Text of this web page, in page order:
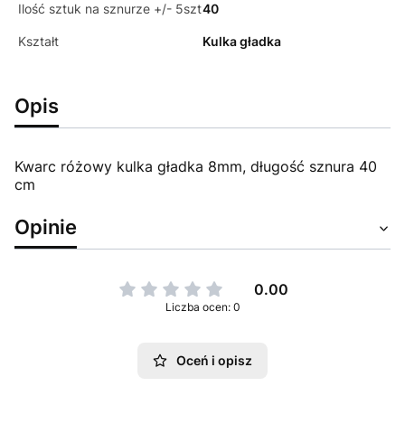
Ilość sztuk na sznurze +/- 5szt40
Kształt Kulka gładka
Opis
Kwarc różowy kulka gładka 8mm, długość sznura 40
cm
Opinie
0.00
Liczba ocen: 0
Oceń i opisz